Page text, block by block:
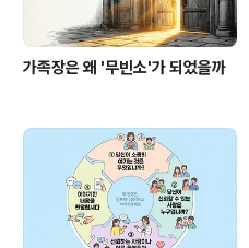
가족장은 왜 '무빈소'가 되었을까